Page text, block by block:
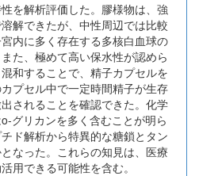
を解析評価した。膠様物は、強
解できたが、中性周辺では比較
内に多く存在する多核白血球の
た、極めて高い保水性が認めら
和することで、精子カプセルを
プセル中で一定時間精子が生存
されることを確認できた。化学
グリカンを多く含むことが明ら
ド解析から特異的な糖鎖とタン
なった。これらの知見は、医療
用できる可能性を含む。